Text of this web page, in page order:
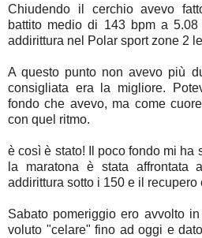
Chiudendo il cerchio avevo
battito medio di 143 bpm a
addirittura nel Polar sport zone 2
A questo punto non avevo più
consigliata era la migliore.
fondo che avevo, ma come
con quel ritmo.
è così è stato! Il poco fondo mi ha
la maratona è stata affrontata
addirittura sotto i 150 e il recupero
Sabato pomeriggio ero avvolto
voluto "celare" fino ad oggi e